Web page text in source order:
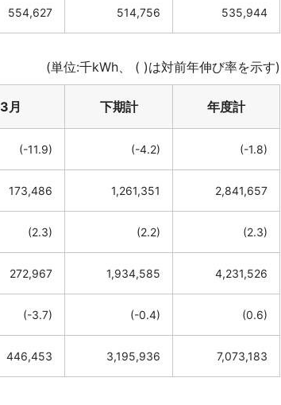
554,627 514,756 535,944
(単位:千kWh、 ( )は対前年伸び率を示す)
3月 下期計 年度計
(-11.9) (-4.2) (-1.8)
173,486 1,261,351 2,841,657
(2.3) (2.2) (2.3)
272,967 1,934,585 4,231,526
(-3.7) (-0.4) (0.6)
446,453 3,195,936 7,073,183